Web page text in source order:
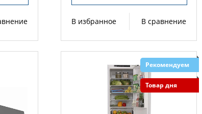
В избранное В сравнение
Рекомендуем
Товар дня